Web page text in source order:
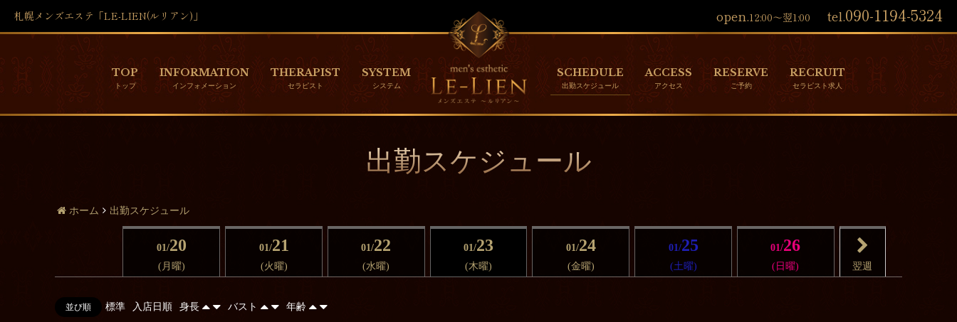
札幌メンズエステ「LE-LIEN(ルリアン)」 open.12:00～翌1:00 tel.090-1194-5324
TOP INFORMATION THERAPIST SYSTEM SCHEDULE ACCESS RESERVE RECRUIT
出勤スケジュール
ホーム 出勤スケジュール
01/20
(月曜)
01/21
(火曜)
01/22
(水曜)
01/23
(木曜)
01/24
(金曜)
01/25
(土曜)
01/26
(日曜) 翌週
並び順 標準 入店日順 身長 バスト 年齢